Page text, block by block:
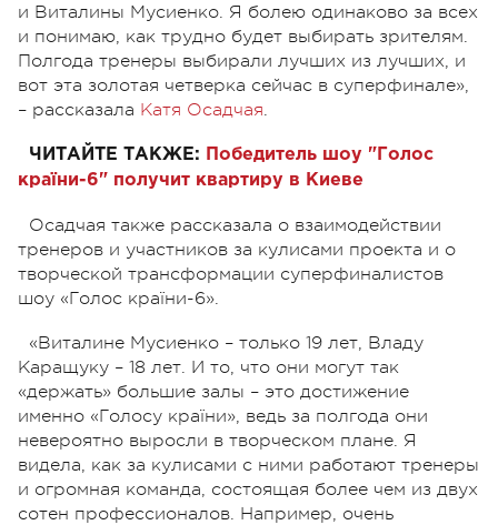
и Виталины Мусиенко. Я болею одинаково за всех
и понимаю, как трудно будет выбирать зрителям.
Полгода тренеры выбирали лучших из лучших, и
вот эта золотая четверка сейчас в суперфинале»,
– рассказала Катя Осадчая.
ЧИТАЙТЕ ТАКЖЕ:
Победитель шоу "Голос
країни-6" получит квартиру в Киеве
Осадчая также рассказала о взаимодействии
тренеров и участников за кулисами проекта и о
творческой трансформации суперфиналистов
шоу «Голос країни-6».
«Виталине Мусиенко – только 19 лет, Владу
Каращуку – 18 лет. И то, что они могут так
«держать» большие залы – это достижение
именно «Голосу країни», ведь за полгода они
невероятно выросли в творческом плане. Я
видела, как за кулисами с ними работают тренеры
и огромная команда, состоящая более чем из двух
сотен профессионалов. Например, очень